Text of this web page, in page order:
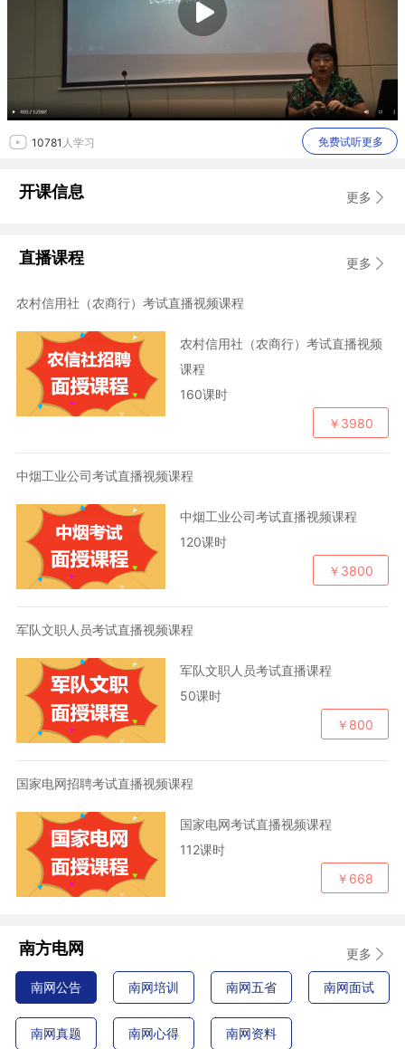
10781 人学习 免费试听更多
开课信息 更多
直播课程 更多
农村信用社（农商行）考试直播视频课程
农村信用社（农商行）考试直播视频
课程
160课时
￥3980
中烟工业公司考试直播视频课程
中烟工业公司考试直播视频课程
120课时
￥3800
军队文职人员考试直播视频课程
军队文职人员考试直播课程
50课时
￥800
国家电网招聘考试直播视频课程
国家电网考试直播视频课程
112课时
￥668
南方电网 更多
南网公告 南网培训 南网五省 南网面试
南网真题 南网心得 南网资料